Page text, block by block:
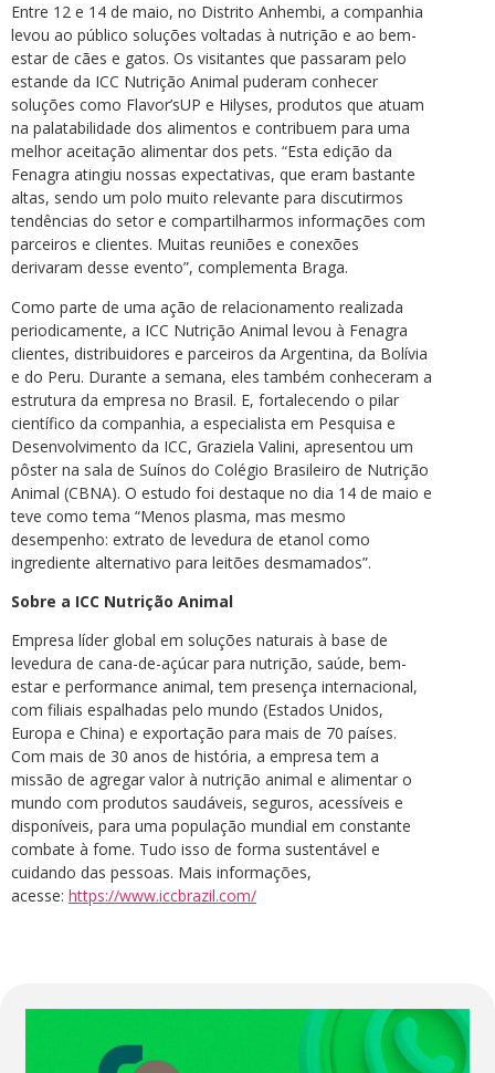
Entre 12 e 14 de maio, no Distrito Anhembi, a companhia
levou ao público soluções voltadas à nutrição e ao bem-
estar de cães e gatos. Os visitantes que passaram pelo
estande da ICC Nutrição Animal puderam conhecer
soluções como Flavor’sUP e Hilyses, produtos que atuam
na palatabilidade dos alimentos e contribuem para uma
melhor aceitação alimentar dos pets. “Esta edição da
Fenagra atingiu nossas expectativas, que eram bastante
altas, sendo um polo muito relevante para discutirmos
tendências do setor e compartilharmos informações com
parceiros e clientes. Muitas reuniões e conexões
derivaram desse evento”, complementa Braga.
Como parte de uma ação de relacionamento realizada
periodicamente, a ICC Nutrição Animal levou à Fenagra
clientes, distribuidores e parceiros da Argentina, da Bolívia
e do Peru. Durante a semana, eles também conheceram a
estrutura da empresa no Brasil. E, fortalecendo o pilar
científico da companhia, a especialista em Pesquisa e
Desenvolvimento da ICC, Graziela Valini, apresentou um
pôster na sala de Suínos do Colégio Brasileiro de Nutrição
Animal (CBNA). O estudo foi destaque no dia 14 de maio e
teve como tema “Menos plasma, mas mesmo
desempenho: extrato de levedura de etanol como
ingrediente alternativo para leitões desmamados”.
Sobre a ICC Nutrição Animal
Empresa líder global em soluções naturais à base de
levedura de cana-de-açúcar para nutrição, saúde, bem-
estar e performance animal, tem presença internacional,
com filiais espalhadas pelo mundo (Estados Unidos,
Europa e China) e exportação para mais de 70 países.
Com mais de 30 anos de história, a empresa tem a
missão de agregar valor à nutrição animal e alimentar o
mundo com produtos saudáveis, seguros, acessíveis e
disponíveis, para uma população mundial em constante
combate à fome. Tudo isso de forma sustentável e
cuidando das pessoas. Mais informações,
acesse: https://www.iccbrazil.com/